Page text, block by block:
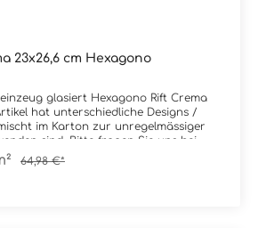
23x26,6 cm Hexagono
glasiert Hexagono Rift Crema
hat unterschiedliche Designs /
im Karton zur unregelmässiger
sind. Bitte fragen Sie uns bei
Feinsteinzeug
cm / 6-EckStärke: 9 mmFarbe:
64,98 €*